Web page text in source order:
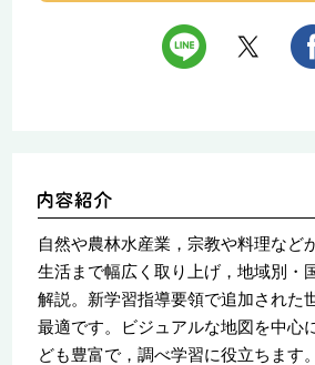
自然や農林水産業，宗教や料理など
生活まで幅広く取り上げ，地域別・
解説。新学習指導要領で追加された
最適です。ビジュアルな地図を中心
ども豊富で，調べ学習に役立ちます。